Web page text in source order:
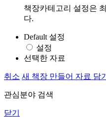
책장카테고리 설정은
다.
Default 설정
설정
선택한 자료
취소 새 책장 만들어 자료 담기
관심분야 검색
닫기